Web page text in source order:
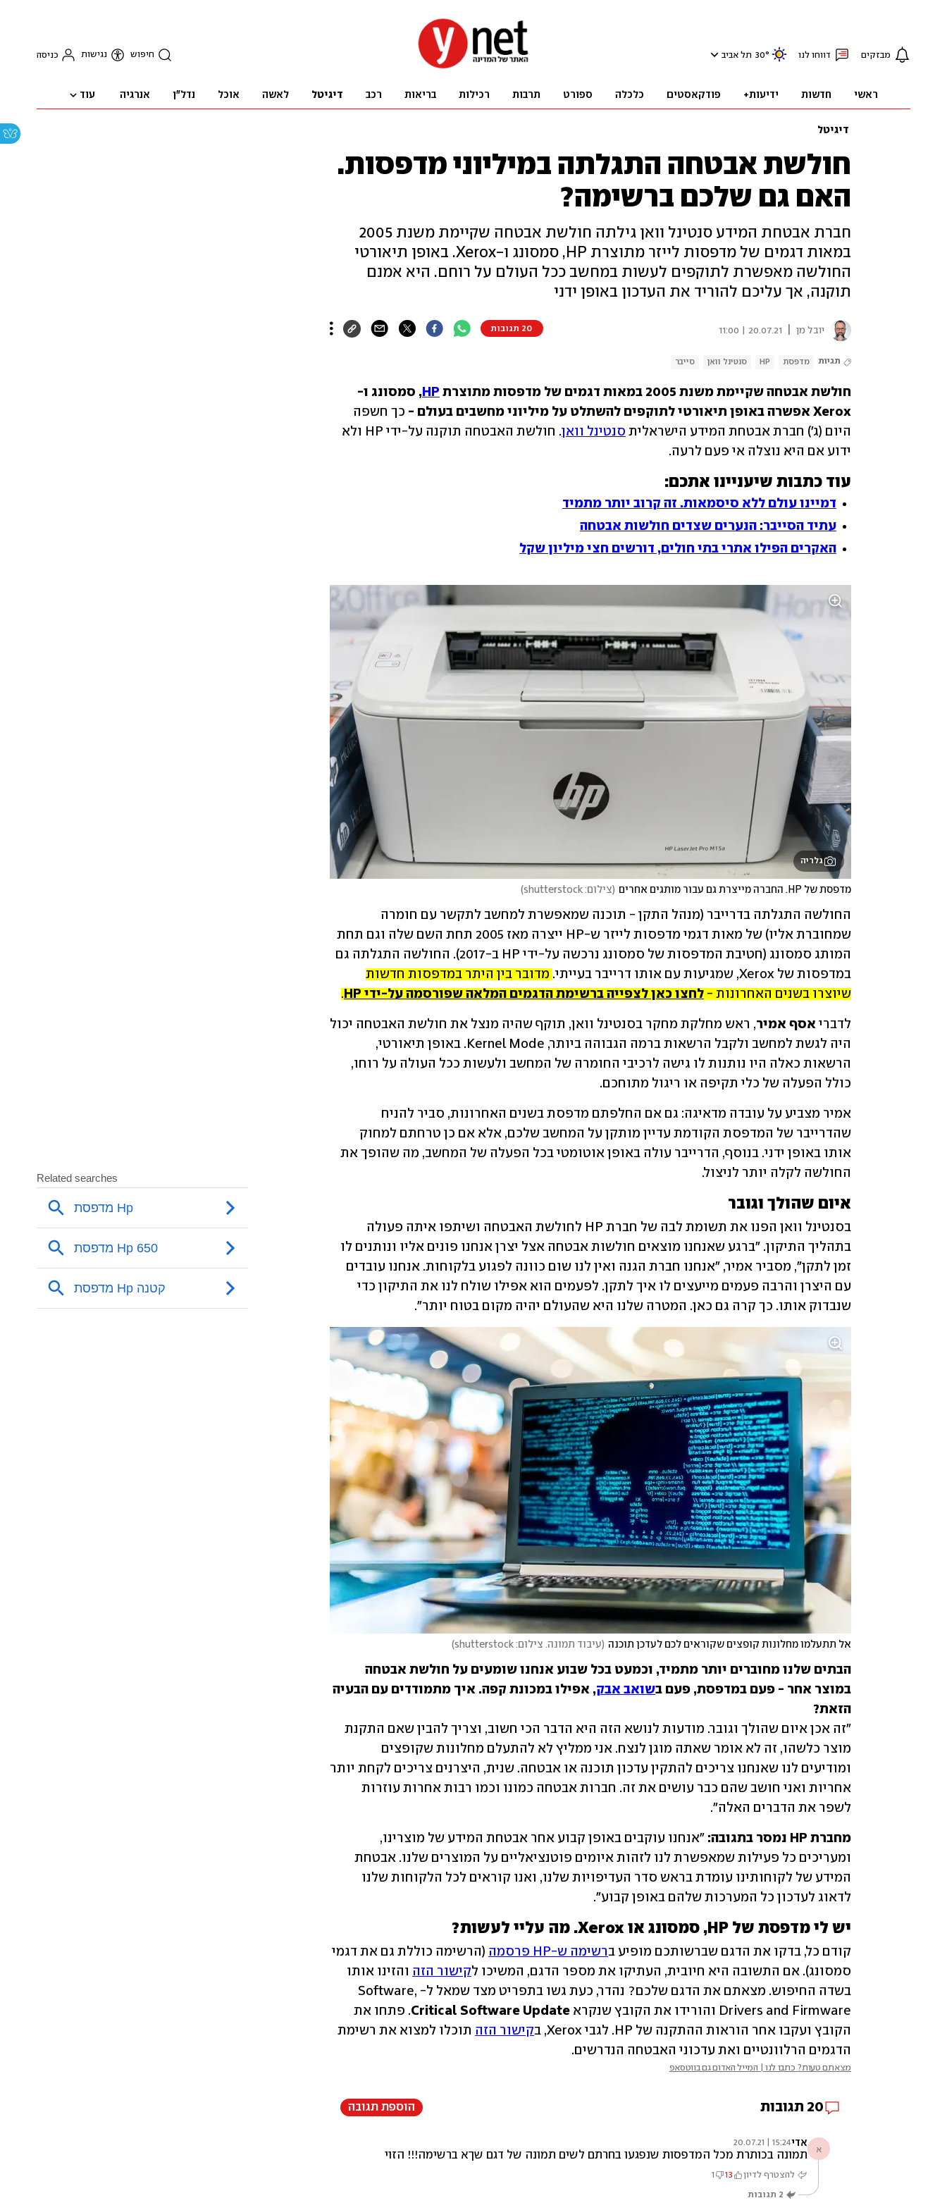
מבזקים דווחו לנו 30° תל אביב חיפוש נגישות כניסה
ראשי חדשות ידיעות+ פודקאסטים כלכלה ספורט תרבות רכילות בריאות רכב דיגיטל לאשה אוכל נדל"ן אנרגיה עוד
דיגיטל
חולשת אבטחה התגלתה במיליוני מדפסות.
האם גם שלכם ברשימה?
חברת אבטחת המידע סנטינל וואן גילתה חולשת אבטחה שקיימת משנת 2005
במאות דגמים של מדפסות לייזר מתוצרת HP, סמסונג ו-Xerox. באופן תיאורטי
החולשה מאפשרת לתוקפים לעשות במחשב ככל העולם על רוחם. היא אמנם
תוקנה, אך עליכם להוריד את העדכון באופן ידני
יובל מן 20.07.21 | 11:00 20 תגובות
תגיות מדפסת HP סנטינל וואן סייבר
חולשת אבטחה שקיימת משנת 2005 במאות דגמים של מדפסות מתוצרת HP , סמסונג ו-
Xerox אפשרה באופן תיאורטי לתוקפים להשתלט על מיליוני מחשבים בעולם -
היום (ג') חברת אבטחת המידע הישראלית סנטינל וואן
ידוע אם היא נוצלה אי פעם לרעה.
עוד כתבות שיעניינו אתכם:
דמיינו עולם ללא סיסמאות. זה קרוב יותר מתמיד
עתיד הסייבר: הנערים שצדים חולשות אבטחה
האקרים הפילו אתרי בתי חולים, דורשים חצי מיליון שקל
גלריה
מדפסת של HP. החברה מייצרת גם עבור מותגים אחרים (צילום: shutterstock )
במדפסות של Xerox, שמגיעות עם אותו דרייבר בעייתי.
שיוצרו בשנים האחרונות - לחצו כאן לצפייה ברשימת הדגמים המלאה שפורסמה על-ידי HP .
לדברי אסף אמיר
כולל הפעלה של כלי תקיפה או ריגול מתוחכם.
החולשה לקלה יותר לניצול.
איום שהולך וגובר
שנבדוק אותו. כך קרה גם כאן. המטרה שלנו היא שהעולם יהיה מקום בטוח יותר".
אל תתעלמו מחלונות קופצים שקוראים לכם לעדכן תוכנה (עיבוד תמונה. צילום: shutterstock )
במוצר אחר - פעם במדפסת, פעם בשואב אבק
הזאת?
לשפר את הדברים האלה".
מחברת HP נמסר בתגובה:
לדאוג לעדכון כל המערכות שלהם באופן קבוע".
יש לי מדפסת של HP, סמסונג או Xerox. מה עליי לעשות?
קודם כל, בדקו את הדגם שברשותכם מופיע ברשימה ש-HP פרסמה
סמסונג). אם התשובה היא חיובית, העתיקו את מספר הדגם, המשיכו לקישור הזה
בשדה החיפוש. מצאתם את הדגם שלכם? נהדר, כעת גשו בתפריט מצד שמאל ל-Software,
Drivers and Firmware והורידו את הקובץ שנקרא
Critical Software Update
הקובץ ועקבו אחר הוראות ההתקנה של HP. לגבי Xerox, ב
קישור הזה
הדגמים הרלוונטיים ואת עדכוני האבטחה הנדרשים.
מצאתם טעות? כתבו לנו | המייל האדום גם בווטסאפ
20 תגובות הוספת תגובה
א אדי15:24 | 20.07.21
תמונה בכותרת מכל המדפסות שנפגעו בחרתם לשים תמונה של דגם שךא ברשימה!!! הזוי
להצטרף לדיון 13
1
2 תגובות